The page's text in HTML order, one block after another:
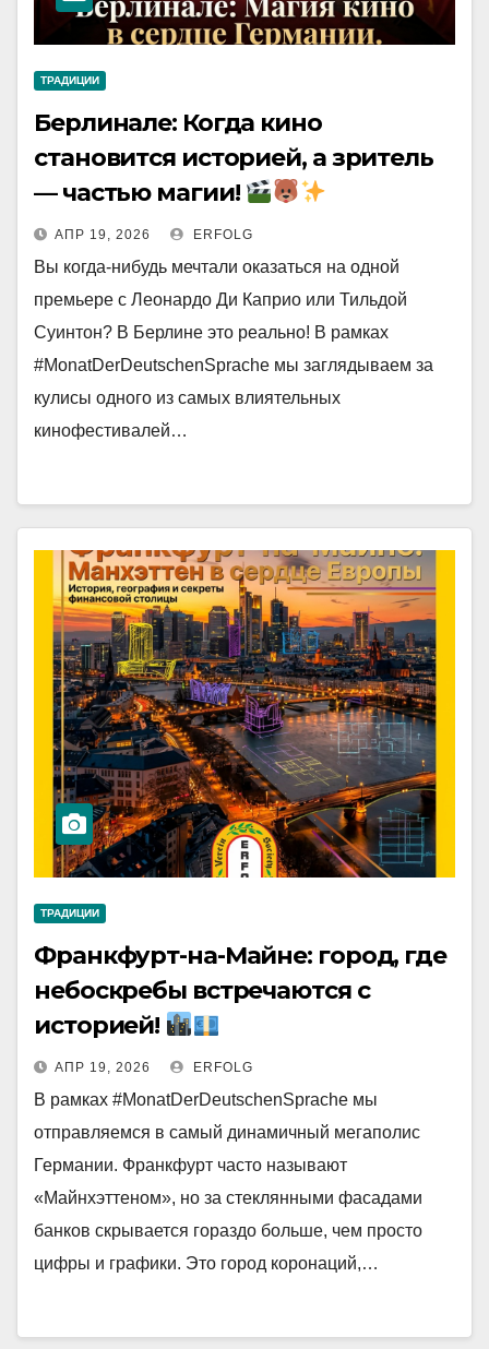
ТРАДИЦИИ
Берлинале: Когда кино
становится историей, а зритель
— частью магии!
АПР 19, 2026 ERFOLG
Вы когда-нибудь мечтали оказаться на одной
премьере с Леонардо Ди Каприо или Тильдой
Суинтон? В Берлине это реально! В рамках
#MonatDerDeutschenSprache мы заглядываем за
кулисы одного из самых влиятельных
кинофестивалей…
ТРАДИЦИИ
Франкфурт-на-Майне: город, где
небоскребы встречаются с
историей!
АПР 19, 2026 ERFOLG
В рамках #MonatDerDeutschenSprache мы
отправляемся в самый динамичный мегаполис
Германии. Франкфурт часто называют
«Майнхэттеном», но за стеклянными фасадами
банков скрывается гораздо больше, чем просто
цифры и графики. Это город коронаций,…